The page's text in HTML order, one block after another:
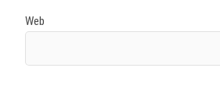
Web